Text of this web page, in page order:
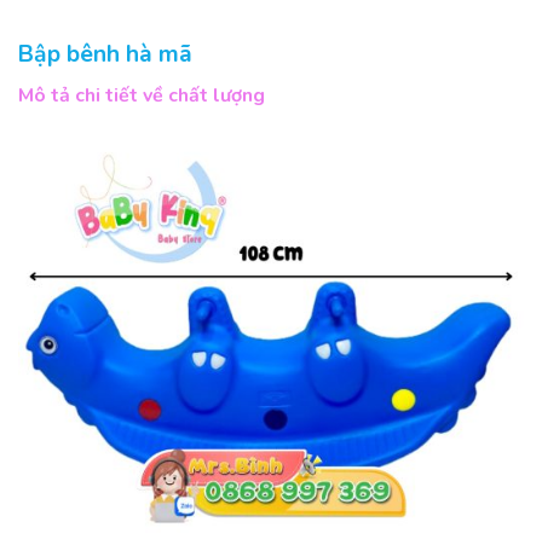
Bập bênh hà mã
Mô tả chi tiết về chất lượng